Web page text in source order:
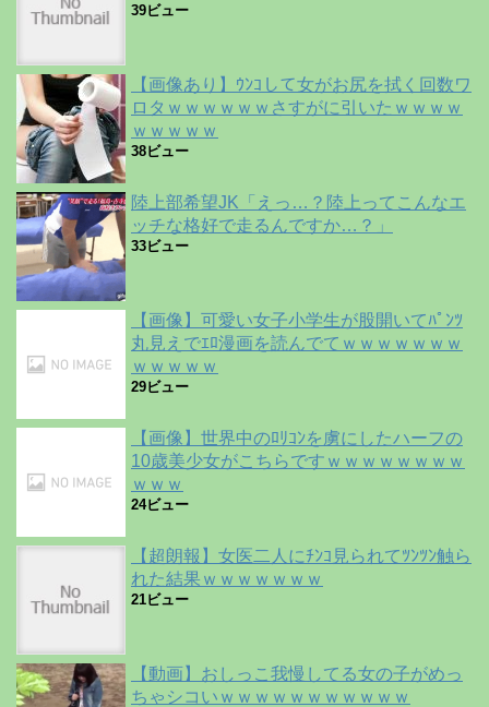
39ビュー
【画像あり】ｳﾝｺして女がお尻を拭く回数ワ
ロタｗｗｗｗｗｗさすがに引いたｗｗｗｗ
ｗｗｗｗｗ
38ビュー
陸上部希望JK「えっ…？陸上ってこんなエ
ッチな格好で走るんですか…？」
33ビュー
【画像】可愛い女子小学生が股開いてﾊﾟﾝﾂ
丸見えでｴﾛ漫画を読んでてｗｗｗｗｗｗｗ
ｗｗｗｗｗ
29ビュー
【画像】世界中のﾛﾘｺﾝを虜にしたハーフの
10歳美少女がこちらですｗｗｗｗｗｗｗｗ
ｗｗｗ
24ビュー
【超朗報】女医二人にﾁﾝｺ見られてﾂﾝﾂﾝ触ら
れた結果ｗｗｗｗｗｗｗ
21ビュー
【動画】おしっこ我慢してる女の子がめっ
ちゃシコいｗｗｗｗｗｗｗｗｗｗｗ